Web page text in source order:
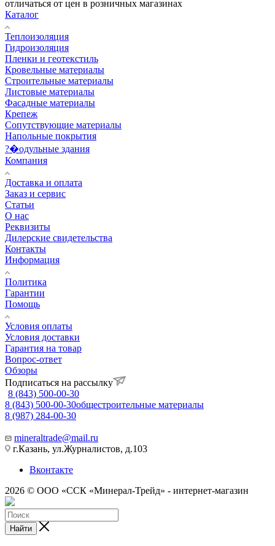
отличаться от цен в розничных магазинах
Каталог
Теплоизоляция
Гидроизоляция
Пленки и геотекстиль
Кровельные материалы
Строительные материалы
Листовые материалы
Фасадные материалы
Крепеж
Сопутствующие материалы
Напольные покрытия
?�одульные здания
Компания
Доставка и оплата
Заказ и сервис
Статьи
О нас
Реквизиты
Дилерские свидетельства
Контакты
Информация
Политика
Гарантии
Помощь
Условия оплаты
Условия доставки
Гарантия на товар
Вопрос-ответ
Обзоры
Подписаться на рассылку
8 (843) 500-00-30
8 (843) 500-00-30общестроительные материалы
8 (987) 284-00-30
mineraltrade@mail.ru
г.Казань, ул.Журналистов, д.103
Вконтакте
2026 © ООО «ССК «Минерал-Трейд» - интернет-магазин
Найти